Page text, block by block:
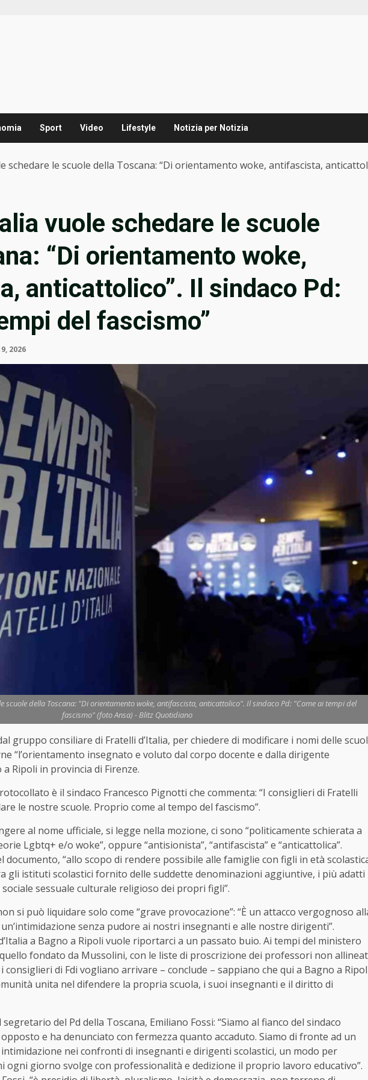
Sport Video Lifestyle Notizia per Notizia
schedare le scuole della Toscana: “Di orientamento woke, antifascista,
vuole schedare le scuole
“Di orientamento woke,
anticattolico”. Il sindaco Pd:
del fascismo”
2026
scuole della Toscana: "Di orientamento woke, antifascista, anticattolico". Il sindaco Pd: "Come ai tempi del
fascismo" (foto Ansa) - Blitz Quotidiano
gruppo consiliare di Fratelli d’Italia, per chiedere di modificare i nomi delle
“l’orientamento insegnato e voluto dal corpo docente e dalla dirigente
a Ripoli in provincia di Firenze.
è il sindaco Francesco Pignotti che commenta: “I consiglieri di Fratelli
le nostre scuole. Proprio come al tempo del fascismo”.
al nome ufficiale, si legge nella mozione, ci sono “politicamente schierata a
Lgbtq+ e/o woke”, oppure “antisionista”, “antifascista” e “anticattolica”.
documento, “allo scopo di rendere possibile alle famiglie con figli in età
gli istituti scolastici fornito delle suddette denominazioni aggiuntive, i più adatti
sessuale culturale religioso dei propri figli”.
si può liquidare solo come “grave provocazione”: “È un attacco vergognoso
senza pudore ai nostri insegnanti e alle nostre dirigenti”.
a Bagno a Ripoli vuole riportarci a un passato buio. Ai tempi del ministero
quello fondato da Mussolini, con le liste di proscrizione dei professori non
consiglieri di Fdi vogliano arrivare – conclude – sappiano che qui a Bagno a
unita nel difendere la propria scuola, i suoi insegnanti e il diritto di
del Pd della Toscana, Emiliano Fossi: “Siamo al fianco del sindaco
e ha denunciato con fermezza quanto accaduto. Siamo di fronte ad un
nei confronti di insegnanti e dirigenti scolastici, un modo per
ogni giorno svolge con professionalità e dedizione il proprio lavoro educativo”.